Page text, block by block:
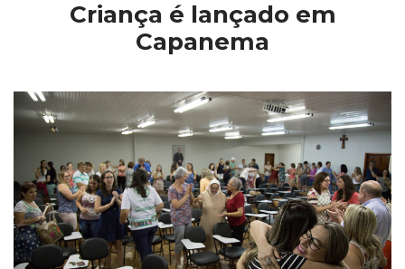
Criança é lançado em
Capanema